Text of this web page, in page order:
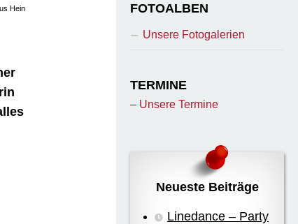
Hein FOTOALBEN
Unsere Fotogalerien
TERMINE
– Unsere Termine
Neueste Beiträge
Linedance – Party